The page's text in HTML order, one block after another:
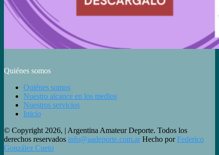
Quiénes somos
Quiénes somos
Nuestro alcance en los medios
Nuestros servicios
Inicio
© Copyright 2026, | Argentina Amateur Deporte. Todos los
derechos reservados info@aadeporte.com.ar Hecho por Federico
González Cueto